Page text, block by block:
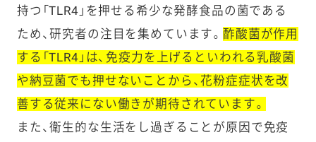
持つ「TLR4」を押せる希少な発酵食品の菌である
ため、研究者の注目を集めています。酢酸菌が作用
する「TLR4」は、免疫力を上げるといわれる乳酸菌
や納豆菌でも押せないことから、花粉症症状を改
善する従来にない働きが期待されています。
また、衛生的な生活をし過ぎることが原因で免疫